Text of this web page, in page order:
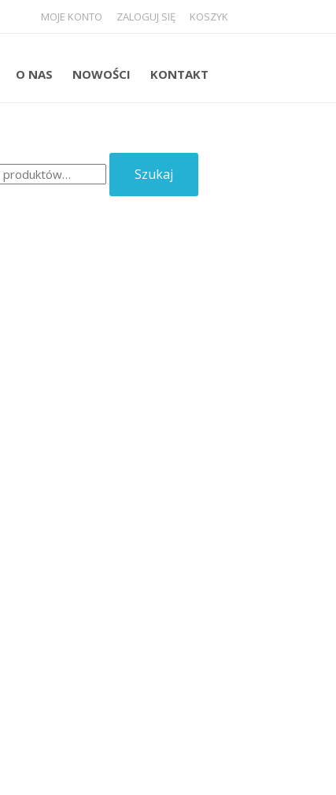
MOJE KONTO ZALOGUJ SIĘ KOSZYK
O NAS NOWOŚCI KONTAKT
Szukaj